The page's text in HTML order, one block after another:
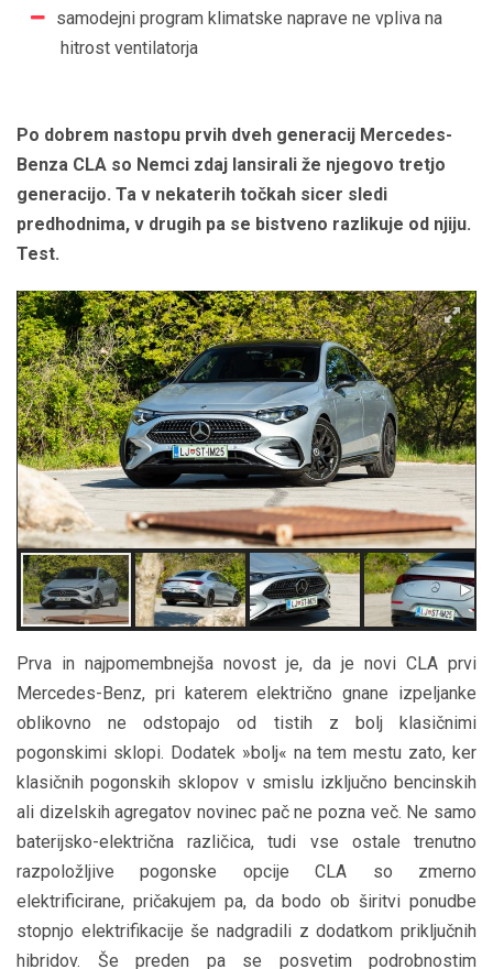
samodejni program klimatske naprave ne vpliva na
hitrost ventilatorja
Po dobrem nastopu prvih dveh generacij Mercedes-
Benza CLA so Nemci zdaj lansirali že njegovo tretjo
generacijo. Ta v nekaterih točkah sicer sledi
predhodnima, v drugih pa se bistveno razlikuje od njiju.
Test.
Prva in najpomembnejša novost je, da je novi CLA prvi
Mercedes-Benz, pri katerem električno gnane izpeljanke
oblikovno ne odstopajo od tistih z bolj klasičnimi
pogonskimi sklopi. Dodatek »bolj« na tem mestu zato, ker
klasičnih pogonskih sklopov v smislu izključno bencinskih
ali dizelskih agregatov novinec pač ne pozna več. Ne samo
baterijsko-električna različica, tudi vse ostale trenutno
razpoložljive pogonske opcije CLA so zmerno
elektrificirane, pričakujem pa, da bodo ob širitvi ponudbe
stopnjo elektrifikacije še nadgradili z dodatkom priključnih
hibridov. Še preden pa se posvetim podrobnostim